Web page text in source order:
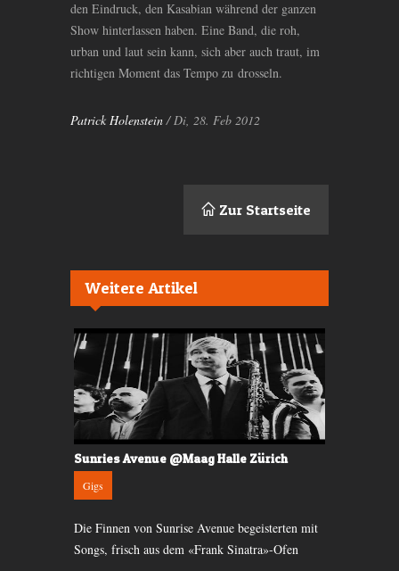
den Eindruck, den Kasabian während der ganzen
Show hinterlassen haben. Eine Band, die roh,
urban und laut sein kann, sich aber auch traut, im
richtigen Moment das Tempo zu drosseln.
Patrick Holenstein / Di, 28. Feb 2012
Zur Startseite
Weitere Artikel
Sunries Avenue @Maag Halle Zürich
Gigs
Die Finnen von Sunrise Avenue begeisterten mit
Songs, frisch aus dem «Frank Sinatra»-Ofen